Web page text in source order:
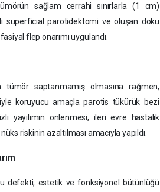
sağlam cerrahi sınırlarla (1 cm)
superficial parotidektomi ve oluşan doku
flep onarımı uygulandı.
saptanmamış olmasına rağmen,
koruyucu amaçla parotis tükürük bezi
yayılımın önlenmesi, ileri evre hastalık
riskinin azaltılması amacıyla yapıldı.
defekti, estetik ve fonksiyonel bütünlüğü